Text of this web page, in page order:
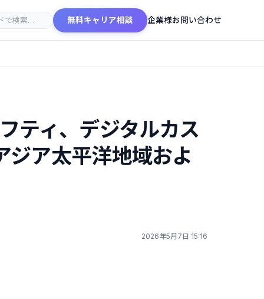
無料キャリア相談 企業様お問い合わせ
ティ、デジタルカス
ジア太平洋地域およ
2026年5月7日 15:16